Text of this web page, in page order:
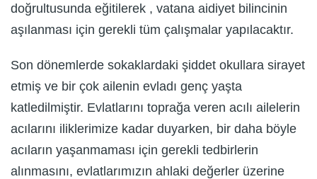
doğrultusunda eğitilerek , vatana aidiyet bilincinin
aşılanması için gerekli tüm çalışmalar yapılacaktır.
Son dönemlerde sokaklardaki şiddet okullara sirayet
etmiş ve bir çok ailenin evladı genç yaşta
katledilmiştir. Evlatlarını toprağa veren acılı ailelerin
acılarını iliklerimize kadar duyarken, bir daha böyle
acıların yaşanmaması için gerekli tedbirlerin
alınmasını, evlatlarımızın ahlaki değerler üzerine